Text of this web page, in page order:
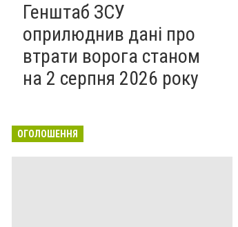
Генштаб ЗСУ
оприлюднив дані про
втрати ворога станом
на 2 серпня 2026 року
ОГОЛОШЕННЯ